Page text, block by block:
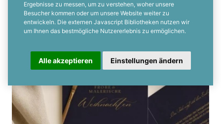
Ergebnisse zu messen, um zu verstehen, woher unsere
Besucher kommen oder um unsere Website weiter zu
entwickeln. Die externen Javascript Bibliotheken nutzen wir
um Ihnen das bestmögliche Nutzererlebnis zu ermöglichen.
Alle akzeptieren Einstellungen ändern